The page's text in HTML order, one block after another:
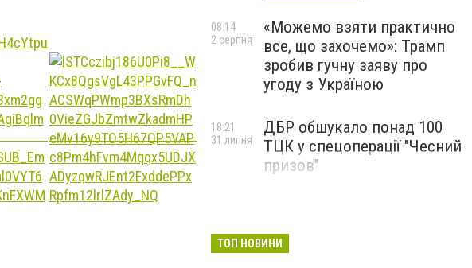
«Можемо взяти практично
все, що захочемо»: Трамп
зробив гучну заяву про
угоду з Україною
08:14
2 серпня
ДБР обшукало понад 100
ТЦК у спецоперації "Чесний
призов"
18:21
31 липня
ТОП НОВИНИ